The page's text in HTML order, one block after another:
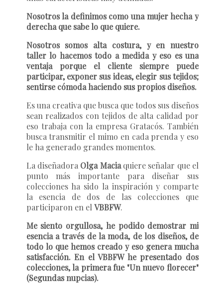
Nosotros la definimos como una mujer hecha y
derecha que sabe lo que quiere.
Nosotros somos alta costura, y en nuestro
taller lo hacemos todo a medida y eso es una
ventaja porque el cliente siempre puede
participar, exponer sus ideas, elegir sus tejidos;
sentirse cómoda haciendo sus propios diseños.
Es una creativa que busca que todos sus diseños
sean realizados con tejidos de alta calidad por
eso trabaja con la empresa Gratacós. También
busca transmitir el mimo en cada prenda y eso
le ha generado grandes momentos.
La diseñadora Olga Maciaquiere señalar que el
punto más importante para diseñar sus
colecciones ha sido la inspiración y comparte
la esencia de dos de las colecciones que
participaron en el VBBFW.
Me siento orgullosa, he podido demostrar mi
esencia a través de la moda, de los diseños, de
todo lo que hemos creado y eso genera mucha
satisfacción. En el VBBFW he presentado dos
colecciones, la primera fue "Unnuevo florecer"
(Segundas nupcias).